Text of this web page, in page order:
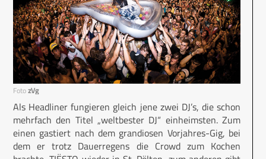
FotozVg
Als Headliner fungieren gleich jene zwei DJ’s, die schon
mehrfach den Titel „weltbester DJ“ einheimsten. Zum
einen gastiert nach dem grandiosen Vorjahres-Gig, bei
dem er trotz Dauerregens die Crowd zum Kochen